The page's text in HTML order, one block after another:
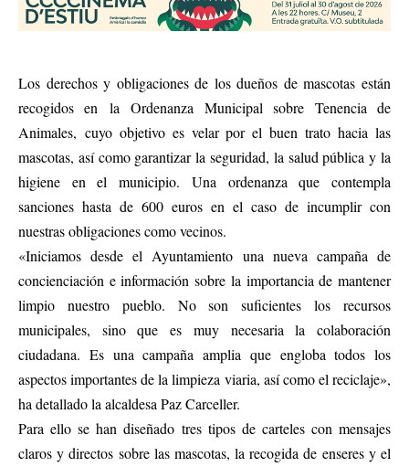
Los derechos y obligaciones de los dueños de mascotas están
recogidos en la Ordenanza Municipal sobre Tenencia de
Animales, cuyo objetivo es velar por el buen trato hacia las
mascotas, así como garantizar la seguridad, la salud pública y la
higiene en el municipio. Una ordenanza que contempla
sanciones hasta de 600 euros en el caso de incumplir con
nuestras obligaciones como vecinos.
«Iniciamos desde el Ayuntamiento una nueva campaña de
concienciación e información sobre la importancia de mantener
limpio nuestro pueblo. No son suficientes los recursos
municipales, sino que es muy necesaria la colaboración
ciudadana. Es una campaña amplia que engloba todos los
aspectos importantes de la limpieza viaria, así como el reciclaje»,
ha detallado la alcaldesa Paz Carceller.
Para ello se han diseñado tres tipos de carteles con mensajes
claros y directos sobre las mascotas, la recogida de enseres y el